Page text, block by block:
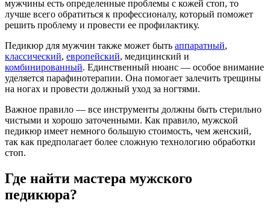
мужчины есть определенные проблемы с кожей стоп, то
лучше всего обратиться к профессионалу, который поможет
решить проблему и провести ее профилактику.
Педикюр для мужчин также может быть аппаратный,
классический, европейский, медицинский и
комбинированный. Единственный нюанс — особое внимание
уделяется парафинотерапии. Она помогает залечить трещины
на ногах и провести должный уход за ногтями.
Важное правило — все инструменты должны быть стерильно
чистыми и хорошо заточенными. Как правило, мужской
педикюр имеет немного большую стоимость, чем женский,
так как предполагает более сложную технологию обработки
стоп.
Где найти мастера мужского
педикюра?